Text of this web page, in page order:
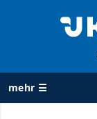
mehr ☰